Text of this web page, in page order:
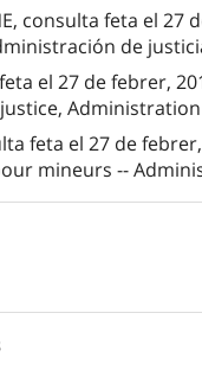
consulta feta el 27
de
el 27 de febrer,
feta el 27 de
mineurs --